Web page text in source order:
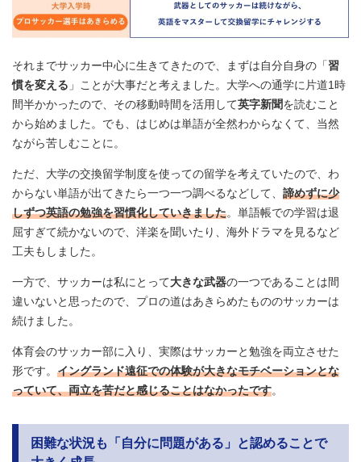
それまでサッカー中心に生きてきたので、まずは自分自身の「習
慣を変える 」ことが大事だと考えました。大学への通学に片道1時
間半かかったので、その移動時間を活用して英字新聞を読むこと
から始めました。でも、はじめは単語が全然わからなくて、当然
ながら苦しむことに。
ただ、大学の交換留学制度を使っての留学を考えていたので、わ
からない単語が出てきたら一つ一つ調べるなどして、 諦めずに少
しずつ英語の勉強を習慣化していきました。単語帳での学習は退
屈すぎて続かないので、洋楽を聞いたり、海外ドラマを見るなど
工夫もしました。
一方で、サッカーは私にとって大きな武器の一つであることは間
違いないと思ったので、プロの道はあきらめたもののサッカーは
続けました。
体育会のサッカー部に入り、実際はサッカーと勉強を両立させた
形です。 イングランド遠征での体験が大きなモチベーションとな
っていて、両立を苦だと感じることはなかったです。
困難な状況も「自分に問題がある」と認めることで